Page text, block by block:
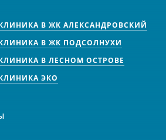
В ЖК АЛЕКСАНДРОВСКИЙ
В ЖК ПОДСОЛНУХИ
В ЛЕСНОМ ОСТРОВЕ
ЭКО